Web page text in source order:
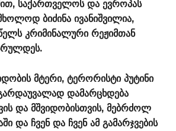
საქართველოს და ევროპას
ბიძინა ივანიშვილია,
კრიმინალური რეჟიმთან
მტერი, ტერორისტი პუტინი
დამარცხდება
და მშვიდობისთვის, მებრძოლ
და ჩვენ და ჩვენ ამ გამარჯვების